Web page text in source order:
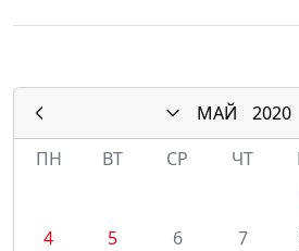
МАЙ
2020
ПН
ВТ СР ЧТ
4
5 6 7